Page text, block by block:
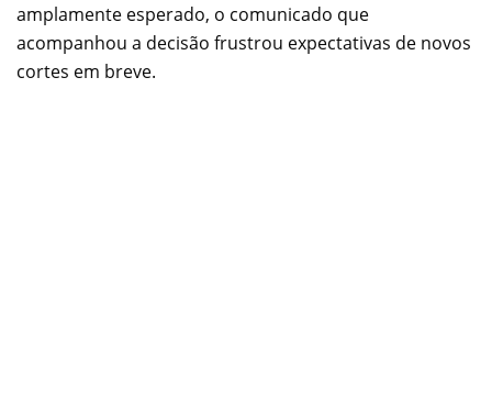
amplamente esperado, o comunicado que
acompanhou a decisão frustrou expectativas de novos
cortes em breve.